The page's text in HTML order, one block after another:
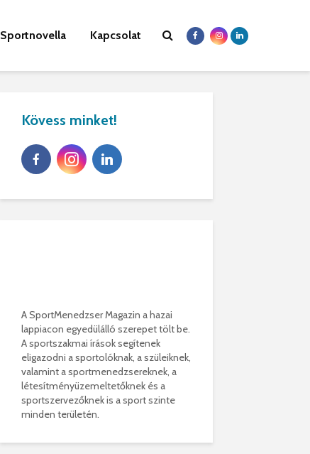
Sportnovella Kapcsolat
Kövess minket!
A SportMenedzser Magazin a hazai
lappiacon egyedülálló szerepet tölt be.
A sportszakmai írások segítenek
eligazodni a sportolóknak, a szüleiknek,
valamint a sportmenedzsereknek, a
létesítményüzemeltetőknek és a
sportszervezőknek is a sport szinte
minden területén.